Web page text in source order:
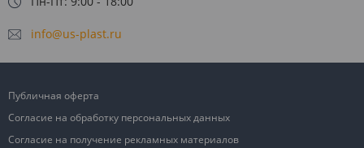
info@us-plast.ru
Публичная оферта
Согласие на обработку персональных данных
Согласие на получение рекламных материалов